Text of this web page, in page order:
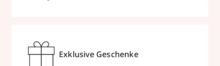
Exklusive Geschenke